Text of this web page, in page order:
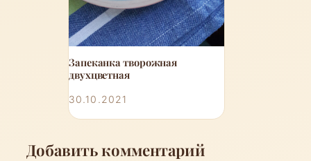
Запеканка творожная
двухцветная
30.10.2021
Добавить комментарий